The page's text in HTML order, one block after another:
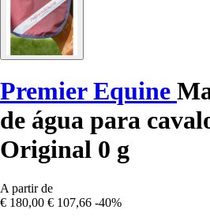
Premier Equine
de água para
Original 0 g
A partir de
€ 180,00 € 107,66 -40%